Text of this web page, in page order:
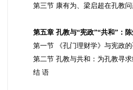
第三节 康有为、梁启超在孔教
第五章 孔教与“宪政”“共和”：
第一节 《孔门理财学》与宪政
第二节 孔教与共和：为孔教寻
结 语